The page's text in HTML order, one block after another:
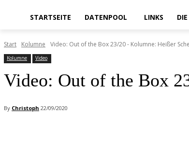
STARTSEITE DATENPOOL LINKS
Start Kolumne Video: Out of the Box 23/20 - Kolumne: Heißer
Kolumne Video
Video: Out of the Box
By Christoph 22/09/2020